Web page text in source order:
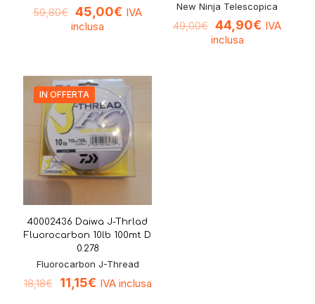
59,80€ 45,00€ IVA
inclusa
New Ninja Telescopica
49,00€ 44,90€ IVA
inclusa
IN OFFERTA
40002436 Daiwa J-Thrlad
Fluorocarbon 10lb 100mt D
0.278
Fluorocarbon J-Thread
18,18€ 11,15€ IVA inclusa